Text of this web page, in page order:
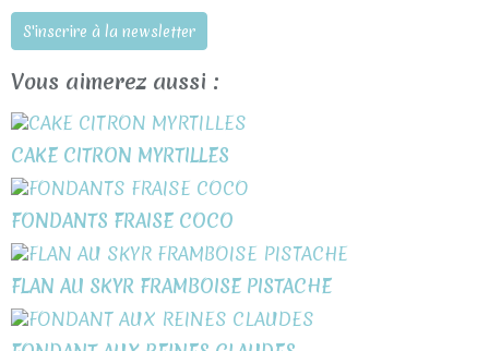
S'inscrire à la newsletter
Vous aimerez aussi :
CAKE CITRON MYRTILLES
FONDANTS FRAISE COCO
FLAN AU SKYR FRAMBOISE PISTACHE